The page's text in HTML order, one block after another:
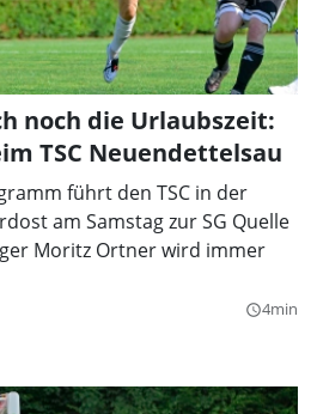
noch die Urlaubszeit:
TSC Neuendettelsau
führt den TSC in der
am Samstag zur SG Quelle
Moritz Ortner wird immer
query_builder4min